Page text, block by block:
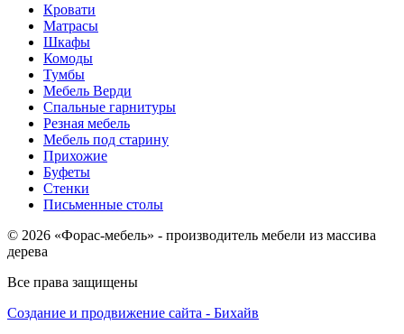
Кровати
Матрасы
Шкафы
Комоды
Тумбы
Мебель Верди
Спальные гарнитуры
Резная мебель
Мебель под старину
Прихожие
Буфеты
Стенки
Письменные столы
© 2026 «Форас-мебель» - производитель мебели из массива
дерева
Все права защищены
Создание и продвижение сайта - Бихайв